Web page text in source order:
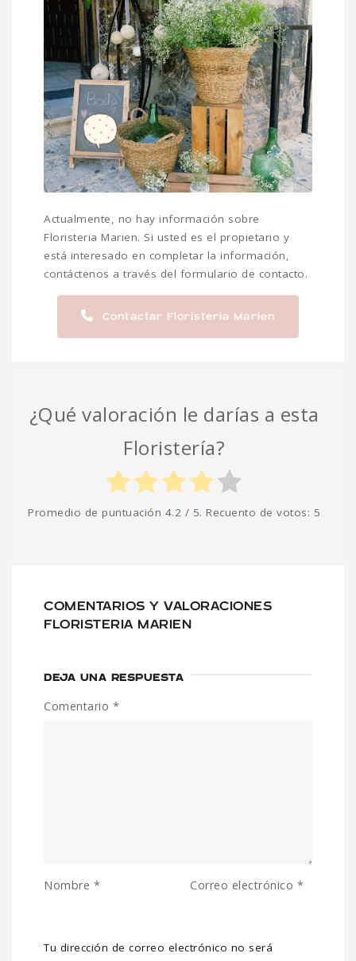
Actualmente, no hay información sobre
Floristeria Marien. Si usted es el propietario y
está interesado en completar la información,
contáctenos a través del formulario de contacto.
Contactar Floristeria Marien
¿Qué valoración le darías a esta
Floristería?
Promedio de puntuación 4.2 / 5. Recuento de votos: 5
COMENTARIOS Y VALORACIONES
FLORISTERIA MARIEN
DEJA UNA RESPUESTA
Tu dirección de correo electrónico no será
Comentario *
Nombre * Correo electrónico *